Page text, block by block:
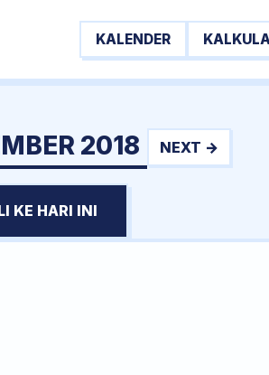
KALENDER
2018 NEXT →
KE HARI INI